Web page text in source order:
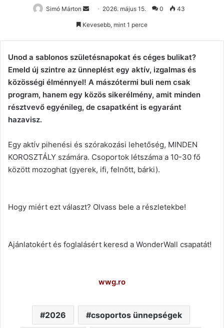
Simó Márton
Send 2026. május 15. 0 43
Kevesebb, mint 1 perce
Unod a sablonos születésnapokat és céges bulikat?
Emeld új szintre az ünneplést egy aktív, izgalmas és
közösségi élménnyel! A mászótermi buli nem csak
program, hanem egy közös sikerélmény, amit minden
résztvevő egyénileg, de csapatként is egyaránt
hazavisz.
Egy aktív pihenési és szórakozási lehetőség, MINDEN
KOROSZTÁLY számára. Csoportok létszáma a 10-30 fő
között mozoghat (gyerek, ifi, felnőtt, bárki).
Hogy miért ezt választ? Olvass bele a részletekbe!
Ajánlatokért és foglalásért keresd a WonderWall csapatát!
wwg.ro
2026 csoportos ünnepségek